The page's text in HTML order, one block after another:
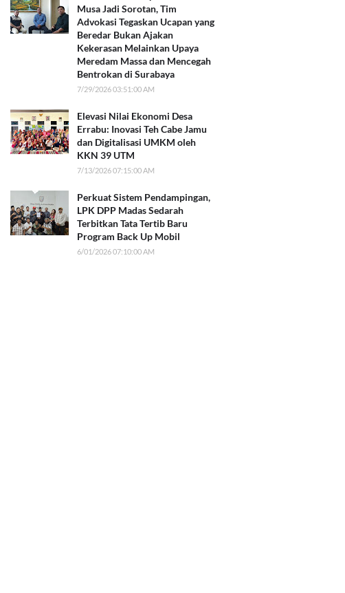
Musa Jadi Sorotan, Tim
Advokasi Tegaskan Ucapan yang
Beredar Bukan Ajakan
Kekerasan Melainkan Upaya
Meredam Massa dan Mencegah
Bentrokan di Surabaya
7/29/2026 03:51:00 AM
Elevasi Nilai Ekonomi Desa
Errabu: Inovasi Teh Cabe Jamu
dan Digitalisasi UMKM oleh
KKN 39 UTM
7/13/2026 07:15:00 AM
Perkuat Sistem Pendampingan,
LPK DPP Madas Sedarah
Terbitkan Tata Tertib Baru
Program Back Up Mobil
6/01/2026 07:10:00 AM